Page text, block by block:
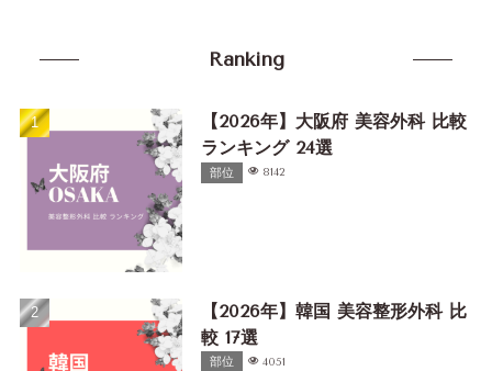
Ranking
【2026年】大阪府 美容外科 比較
ランキング 24選
部位 8142
【2026年】韓国 美容整形外科 比
較 17選
部位 4051